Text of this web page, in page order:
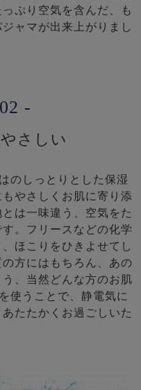
ぷり空気を含んだ、も
ャマが出来上がりまし
-
さしい
のしっとりとした保湿
やさしくお肌に寄り添
は一味違う、空気をた
。フリースなどの化学
ほこりをひきよせてし
方にはもちろん、あの
、当然どんな方のお肌
使うことで、静電気に
たたかくお過ごしいた